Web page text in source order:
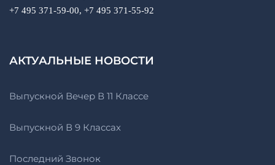
+7 495 371-59-00, +7 495 371-55-92
АКТУАЛЬНЫЕ НОВОСТИ
Выпускной Вечер В 11 Классе
Выпускной В 9 Классах
Последний Звонок